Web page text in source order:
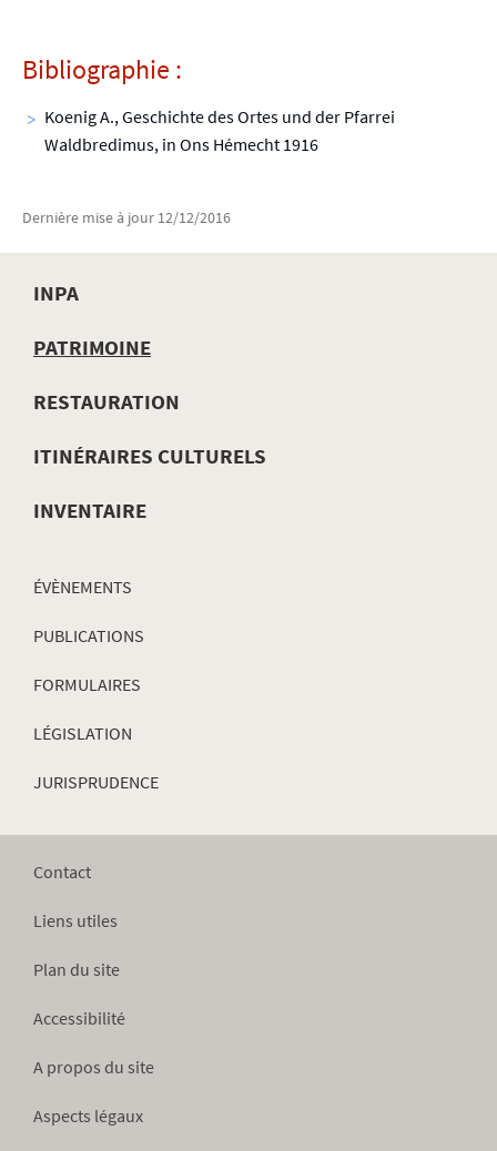
Bibliographie :
Koenig A., Geschichte des Ortes und der Pfarrei
Waldbredimus, in Ons Hémecht 1916
Dernière mise à jour 12/12/2016
MENU
DE
INPA
PATRIMOINE
RESTAURATION
ITINÉRAIRES CULTURELS
INVENTAIRE
ÉVÈNEMENTS
PUBLICATIONS
FORMULAIRES
LÉGISLATION
JURISPRUDENCE
Contact
Liens utiles
Plan du site
Accessibilité
A propos du site
Aspects légaux